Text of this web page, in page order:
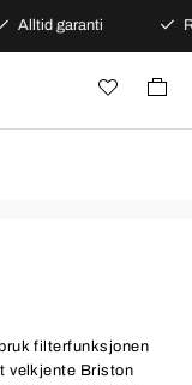
garanti Rask
filterfunksjonen
velkjente Briston